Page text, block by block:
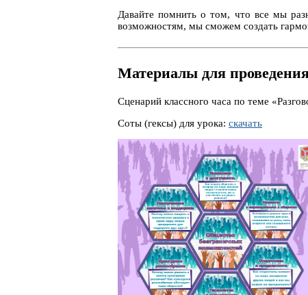
Давайте помнить о том, что все мы
возможностям, мы сможем создать
Материалы для
Сценарий классного часа по теме
Соты (гексы) для урока: скачать